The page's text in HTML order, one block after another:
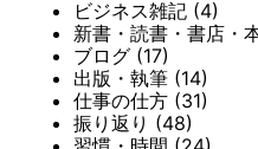
ビジネス雑記 (4)
新書・読書・書店・
ブログ (17)
出版・執筆 (14)
仕事の仕方 (31)
振り返り (48)